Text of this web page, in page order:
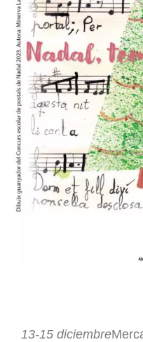
13-15 diciembre